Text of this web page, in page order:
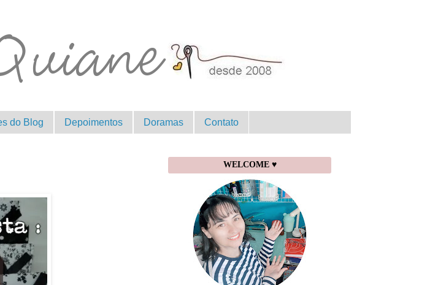
do Blog Depoimentos Doramas Contato
WELCOME ♥